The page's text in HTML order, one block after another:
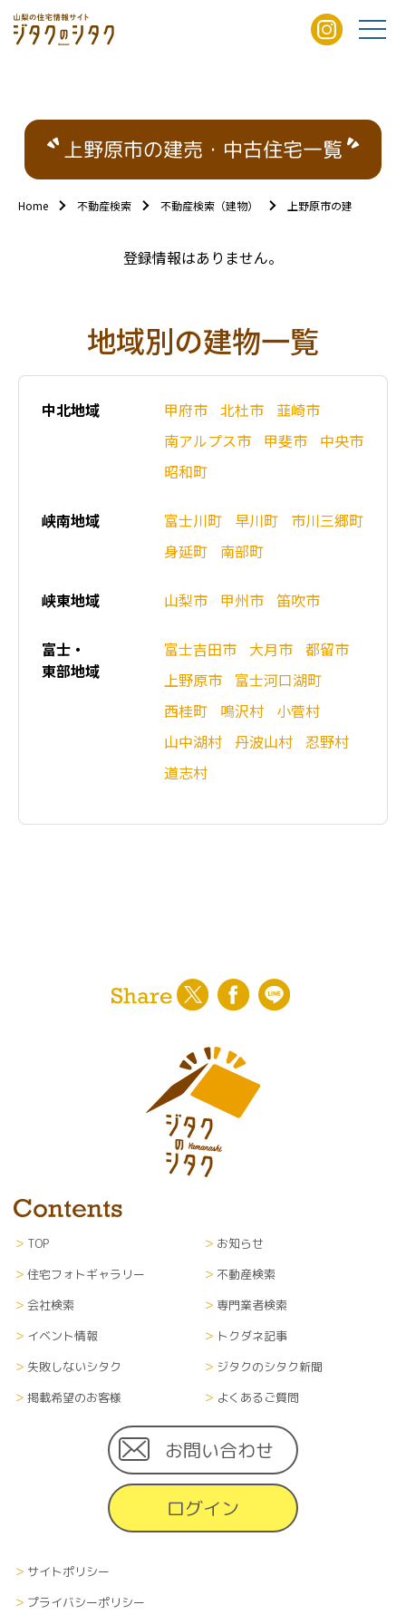
上野原市の建売・中古住宅一覧
Home 不動産検索 不動産検索（建物） 上野原市の建売・中古
登録情報はありません。
地域別の建物一覧
中北地域 甲府市 北杜市 韮崎市
南アルプス市
甲斐市
中央市
昭和町
峡南地域 富士川町 早川町
市川三郷町
身延町
南部町
峡東地域 山梨市 甲州市 笛吹市
富士・
東部地域
富士吉田市 大月市 都留市
上野原市
富士河口湖町
西桂町
鳴沢村
小菅村
山中湖村
丹波山村 忍野村
道志村
TOP
お知らせ
住宅フォトギャラリー
不動産検索
会社検索
専門業者検索
イベント情報
トクダネ記事
失敗しないシタク
ジタクのシタク新聞
掲載希望のお客様
よくあるご質問
お問い合わせ
ログイン
サイトポリシー
プライバシーポリシー